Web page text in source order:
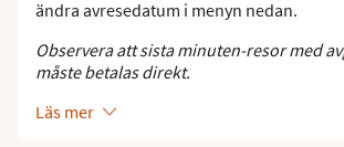
ändra avresedatum i menyn nedan.
Observera att sista minuten-resor med
måste betalas direkt.
Läs mer